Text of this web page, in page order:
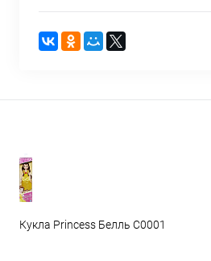
Кукла Princess Белль C0001